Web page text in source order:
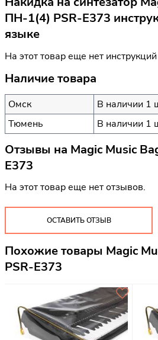
ПН-1(4) PSR-E373
языке
На этот товар еще нет инструкций
Наличие товара
Омск
В наличии 1
Тюмень
В наличии 1
Отзывы на Magic Music
E373
На этот товар еще нет отзывов.
ОСТАВИТЬ ОТЗЫВ
Похожие товары Magic
PSR-E373